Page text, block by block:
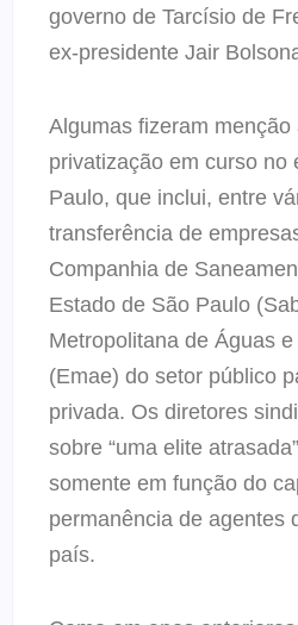
governo de Tarcísio de
ex-presidente Jair
Algumas fizeram
privatização em curso no
Paulo, que inclui, entre
transferência de
Companhia de
Estado de São Paulo
Metropolitana de Águas
(Emae) do setor público
privada. Os diretores
sobre “uma elite
somente em função do
permanência de agentes
país.